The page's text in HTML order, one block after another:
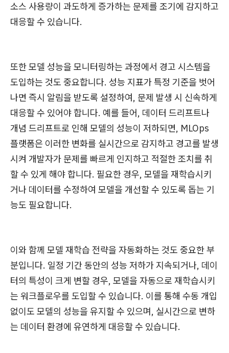
소스 사용량이 과도하게 증가하는 문제를 조기에 감지하고
대응할 수 있습니다.
또한 모델 성능을 모니터링하는 과정에서 경고 시스템을
도입하는 것도 중요합니다. 성능 지표가 특정 기준을 벗어
나면 즉시 알림을 받도록 설정하여, 문제 발생 시 신속하게
대응할 수 있어야 합니다. 예를 들어, 데이터 드리프트나
개념 드리프트로 인해 모델의 성능이 저하되면, MLOps
플랫폼은 이러한 변화를 실시간으로 감지하고 경고를 발생
시켜 개발자가 문제를 빠르게 인지하고 적절한 조치를 취
할 수 있게 해야 합니다. 필요한 경우, 모델을 재학습시키
거나 데이터를 수정하여 모델을 개선할 수 있도록 돕는 기
능도 필요합니다.
이와 함께 모델 재학습 전략을 자동화하는 것도 중요한 부
분입니다. 일정 기간 동안의 성능 저하가 지속되거나, 데이
터의 특성이 크게 변할 경우, 모델을 자동으로 재학습시키
는 워크플로우를 도입할 수 있습니다. 이를 통해 수동 개입
없이도 모델의 성능을 유지할 수 있으며, 실시간으로 변하
는 데이터 환경에 유연하게 대응할 수 있습니다.